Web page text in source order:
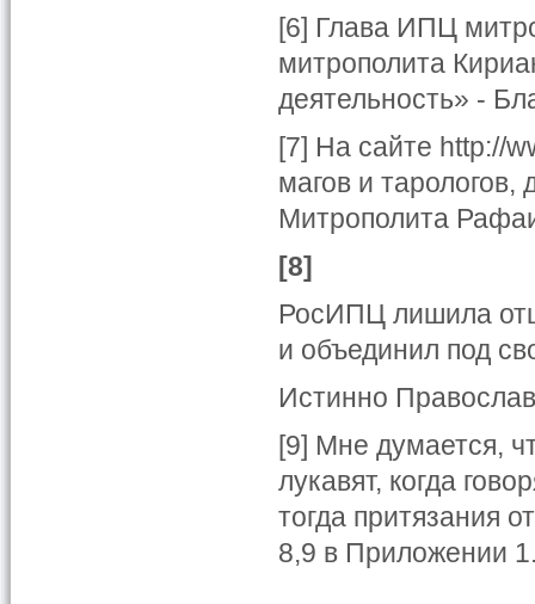
[6] Глава ИПЦ
митрополита
деятельность» -
[7] На сайте http://
магов и тарологов,
Митрополита
[8]
РосИПЦ лишила
и объединил под
Истинно
[9] Мне думается,
лукавят, когда
тогда притязания
8,9 в Приложении